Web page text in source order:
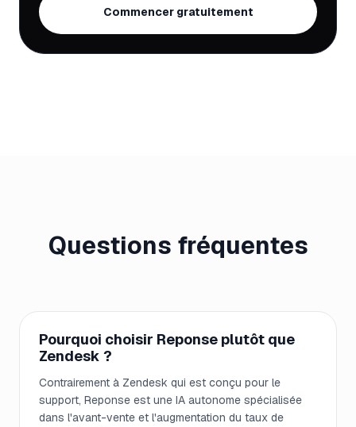
Commencer gratuitement
Questions fréquentes
Pourquoi choisir Reponse plutôt que
Zendesk ?
Contrairement à Zendesk qui est conçu pour le
support, Reponse est une IA autonome spécialisée
dans l'avant-vente et l'augmentation du taux de